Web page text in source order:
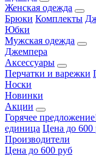
Женская одежда
Брюки Комплекты
Юбки
Мужская одежда
Джемпера
Аксессуары
Перчатки и варежки
Носки
Новинки
Акции
Горячее
единица Цена до 600
Производители
Цена до 600 руб